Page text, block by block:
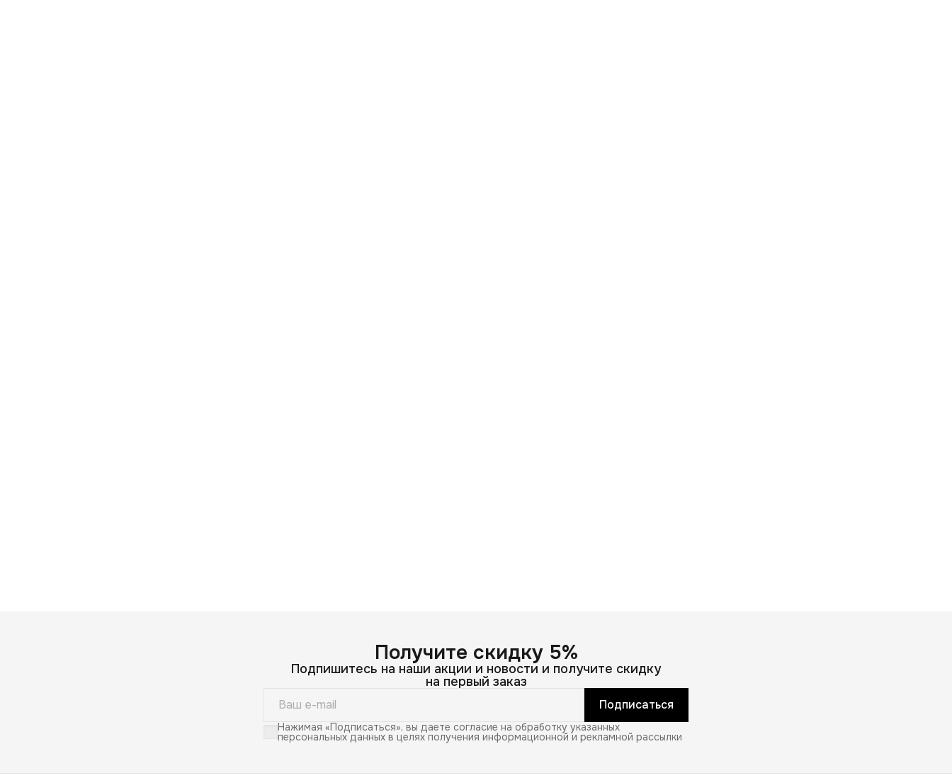
Получите скидку 5%
Подпишитесь на наши акции и новости и получите скидку
на первый заказ
Подписаться
Нажимая «Подписаться», вы даете согласие на обработку указанных
персональных данных в целях получения информационной и рекламной рассылки